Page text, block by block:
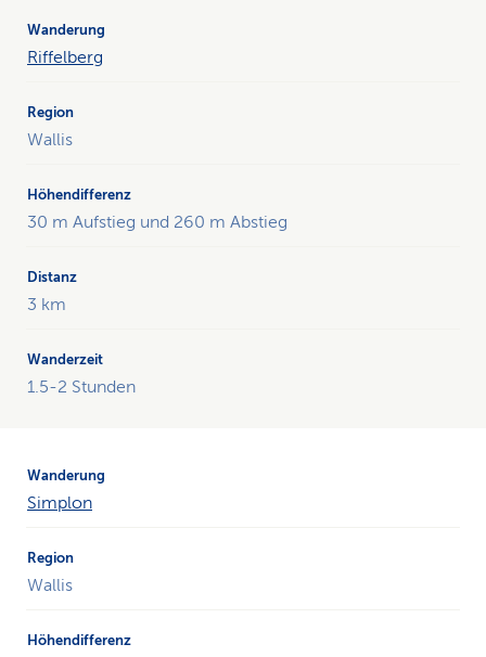
Riffelberg
Wallis
30 m Aufstieg und 260 m Abstieg
3 km
1.5-2 Stunden
Simplon
Wallis